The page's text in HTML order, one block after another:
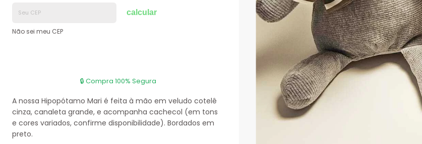
calcular
Não sei meu CEP
A nossa Hipopótamo Mari é feita à mão em veludo cotelê
cinza, canaleta grande, e acompanha cachecol (em tons
e cores variados, confirme disponibilidade). Bordados em
preto.